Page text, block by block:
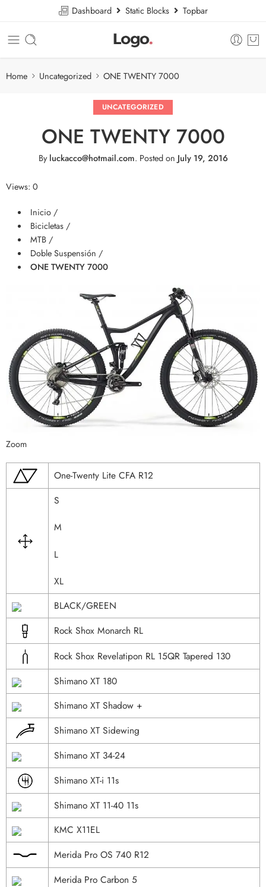
Dashboard Static Blocks Topbar
Home Uncategorized ONE TWENTY 7000
UNCATEGORIZED
ONE TWENTY 7000
Byluckacco@hotmail.com. Posted on July 19, 2016
Views: 0
Inicio /
Bicicletas /
MTB /
Doble Suspensión /
ONE TWENTY 7000
Zoom
One-Twenty Lite CFA R12
S
M
L
XL
BLACK/GREEN
Rock Shox Monarch RL
Rock Shox Revelatipon RL 15QR Tapered 130
Shimano XT 180
Shimano XT Shadow +
Shimano XT Sidewing
Shimano XT 34-24
Shimano XT-i 11s
Shimano XT 11-40 11s
KMC X11EL
Merida Pro OS 740 R12
Merida Pro Carbon 5